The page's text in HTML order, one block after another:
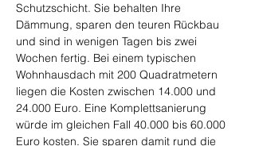
Schutzschicht. Sie behalten Ihre
Dämmung, sparen den teuren Rückbau
und sind in wenigen Tagen bis zwei
Wochen fertig. Bei einem typischen
Wohnhausdach mit 200 Quadratmetern
liegen die Kosten zwischen 14.000 und
24.000 Euro. Eine Komplettsanierung
würde im gleichen Fall 40.000 bis 60.000
Euro kosten. Sie sparen damit rund die